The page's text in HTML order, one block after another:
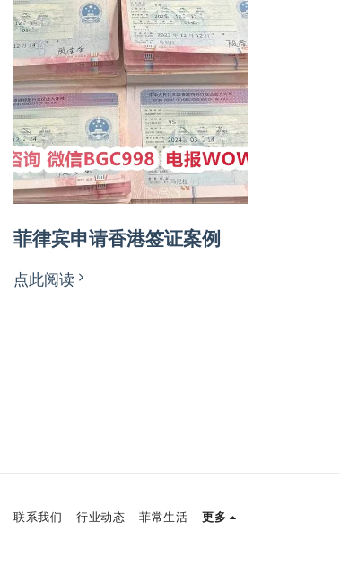
菲律宾申请香港签证案例
点此阅读
联系我们 行业动态 菲常生活 更多